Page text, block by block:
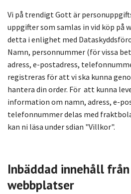
Vi på trendigt Gott är
uppgifter som samlas in vid köp på
detta i enlighet med
Namn, personnummer (för vissa
adress, e-postadress,
registreras för att vi ska kunna
hantera din order. För att kunna
information om namn, adress, e-
telefonnummer delas med
kan ni läsa under sdian "Villkor".
Inbäddad innehåll
webbplatser